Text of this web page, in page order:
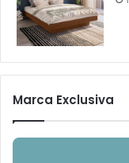
Marca Exclusiva